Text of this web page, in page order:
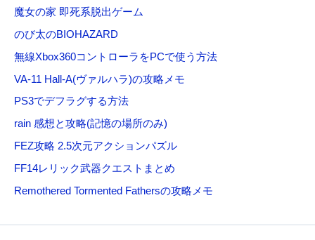
魔女の家 即死系脱出ゲーム
のび太のBIOHAZARD
無線Xbox360コントローラをPCで使う方法
VA-11 Hall-A(ヴァルハラ)の攻略メモ
PS3でデフラグする方法
rain 感想と攻略(記憶の場所のみ)
FEZ攻略 2.5次元アクションパズル
FF14レリック武器クエストまとめ
Remothered Tormented Fathersの攻略メモ